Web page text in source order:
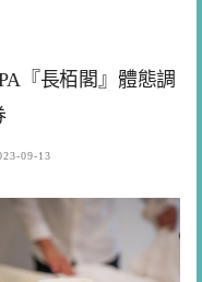
『長栢閣』體態調
09-13